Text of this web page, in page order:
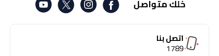
خلك متواصل
اتصل بنا
1789